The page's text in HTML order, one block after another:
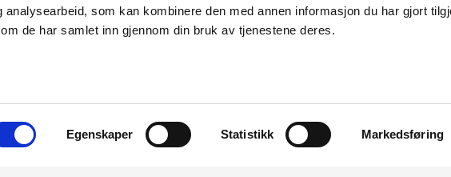
analysearbeid, som kan kombinere den med annen informasjon du har gjort
de har samlet inn gjennom din bruk av tjenestene deres.
Egenskaper Statistikk Markedsføring